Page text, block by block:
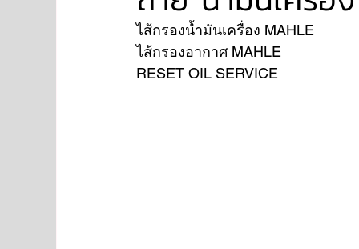
FORD JAGUAR
ไส้กรองน้ำมันเครื่อง MAHLE
ไส้กรองอากาศ MAHLE
RESET OIL SERVICE